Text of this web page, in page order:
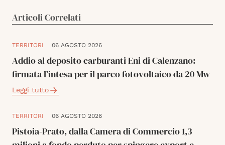
Articoli Correlati
TERRITORI 06 AGOSTO 2026
Addio al deposito carburanti Eni di Calenzano:
firmata l’intesa per il parco fotovoltaico da 20 Mw
Leggi tutto
TERRITORI 06 AGOSTO 2026
Pistoia-Prato, dalla Camera di Commercio 1,3